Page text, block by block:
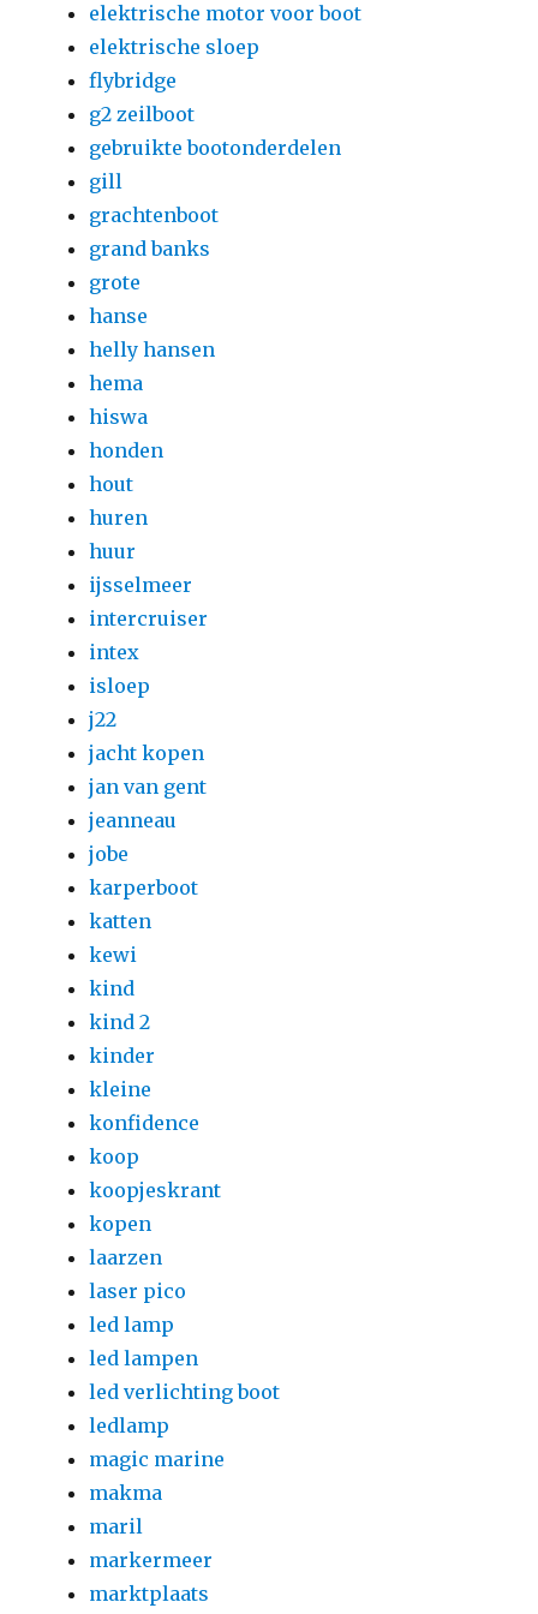
elektrische motor voor boot
elektrische sloep
flybridge
g2 zeilboot
gebruikte bootonderdelen
gill
grachtenboot
grand banks
grote
hanse
helly hansen
hema
hiswa
honden
hout
huren
huur
ijsselmeer
intercruiser
intex
isloep
j22
jacht kopen
jan van gent
jeanneau
jobe
karperboot
katten
kewi
kind
kind 2
kinder
kleine
konfidence
koop
koopjeskrant
kopen
laarzen
laser pico
led lamp
led lampen
led verlichting boot
ledlamp
magic marine
makma
maril
markermeer
marktplaats